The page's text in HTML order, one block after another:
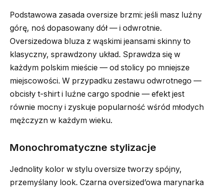
Podstawowa zasada oversize brzmi: jeśli masz luźny
górę, noś dopasowany dół — i odwrotnie.
Oversizedowa bluza z wąskimi jeansami skinny to
klasyczny, sprawdzony układ. Sprawdza się w
każdym polskim mieście — od stolicy po mniejsze
miejscowości. W przypadku zestawu odwrotnego —
obcisły t-shirt i luźne cargo spodnie — efekt jest
równie mocny i zyskuje popularność wśród młodych
mężczyzn w każdym wieku.
Monochromatyczne stylizacje
Jednolity kolor w stylu oversize tworzy spójny,
przemyślany look. Czarna oversized’owa marynarka